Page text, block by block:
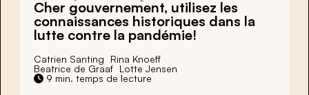
Cher gouvernement, utilisez les
connaissances historiques dans la
lutte contre la pandémie!
Catrien Santing
Rina Knoeff
Beatrice de Graaf Lotte Jensen
9 min. temps de lecture